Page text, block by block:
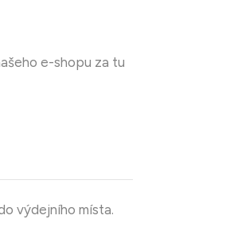
e-shopu za tu
výdejního místa.